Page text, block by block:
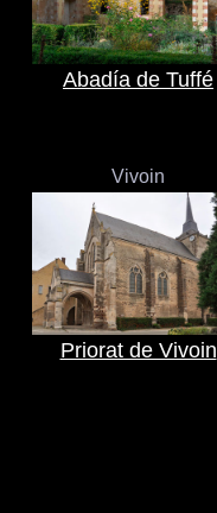
Abadía de Tuffé
Vivoin
Priorat de Vivoin